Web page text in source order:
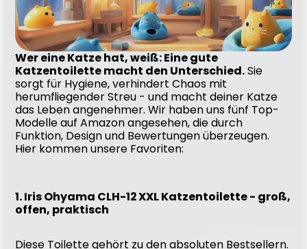
Wer eine Katze hat, weiß: Eine gute
Katzentoilette macht den Unterschied. Sie
sorgt für Hygiene, verhindert Chaos mit
herumfliegender Streu - und macht deiner Katze
das Leben angenehmer. Wir haben uns fünf Top-
Modelle auf Amazon angesehen, die durch
Funktion, Design und Bewertungen überzeugen.
Hier kommen unsere Favoriten:
1. Iris Ohyama CLH-12 XXL Katzentoilette - groß,
offen, praktisch
Diese Toilette gehört zu den absoluten Bestsellern.